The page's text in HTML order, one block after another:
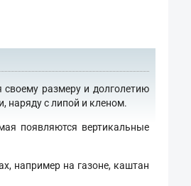
размеру и долголетию
наряду с липой и кленом.
появляются вертикальные
например на газоне, каштан